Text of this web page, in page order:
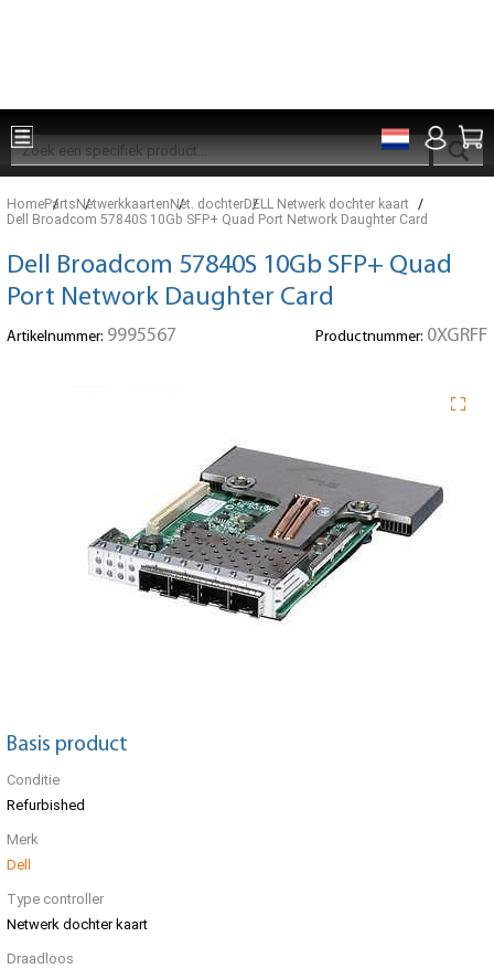
HomePartsNetwerkkaartenNet. dochterDELL Netwerk dochter kaart
Dell Broadcom 57840S 10Gb SFP+ Quad Port Network Daughter Card
Dell Broadcom 57840S 10Gb SFP+ Quad
Port Network Daughter Card
Artikelnummer: 9995567 Productnummer: 0XGRFF
Basis product
Conditie
Refurbished
Merk
Dell
Type controller
Netwerk dochter kaart
Draadloos